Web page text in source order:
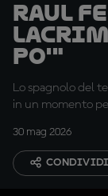
Raul
po'"
Lo spagnolo del
in un momento
30 mag 2026
CONDIVIDI